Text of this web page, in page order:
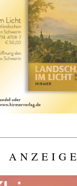
ANZEIGE